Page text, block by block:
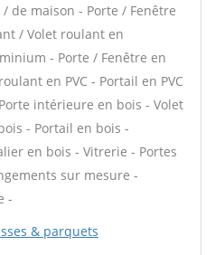
de maison - Porte / Fenêtre
/ Volet roulant en
- Porte / Fenêtre en
en PVC - Portail en PVC
intérieure en bois - Volet
- Portail en bois -
en bois - Vitrerie - Portes
sur mesure -
-
& parquets